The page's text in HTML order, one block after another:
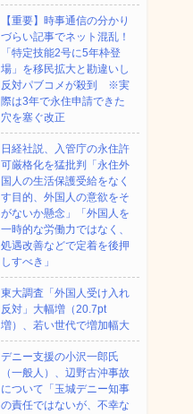
【重要】時事通信の分かり
づらい記事でネット混乱！
「特定技能2号に5年枠登
場」を移民拡大と勘違いし
反対パブコメが殺到 ※実
際は3年で永住申請できた
穴を塞ぐ改正
日経社説、入管庁の永住許
可厳格化を猛批判「永住外
国人の生活保護受給をなく
す目的、外国人の意欲をそ
がないか懸念」「外国人を
一時的な労働力ではなく、
処遇改善などで定着を後押
しすべき」
東大調査「外国人受け入れ
反対」大幅増（20.7pt
増）、若い世代で増加幅大
デニー支援の小沢一郎氏
（一般人）、辺野古沖事故
について「玉城デニー知事
の責任ではないが、不幸な